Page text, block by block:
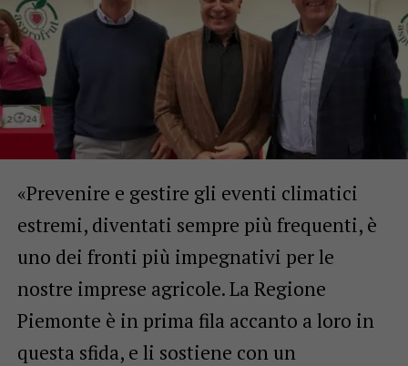
«Prevenire e gestire gli eventi climatici
estremi, diventati sempre più frequenti, è
uno dei fronti più impegnativi per le
nostre imprese agricole. La Regione
Piemonte è in prima fila accanto a loro in
questa sfida, e li sostiene con un